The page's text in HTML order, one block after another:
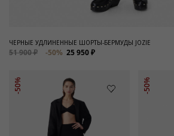
ЧЕРНЫЕ УДЛИНЕННЫЕ ШОРТЫ-БЕРМУДЫ JOZIE
51 900 ₽ -50% 25 950 ₽
-50% -50%